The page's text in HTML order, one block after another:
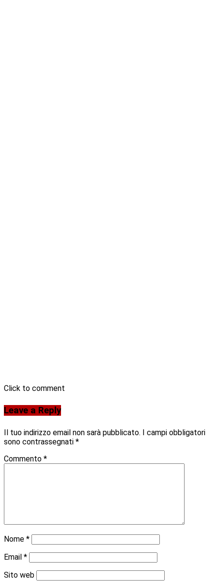
Click to comment
Leave a Reply
Il tuo indirizzo email non sarà pubblicato. I campi obbligatori
sono contrassegnati *
Commento *
Nome *
Email *
Sito web